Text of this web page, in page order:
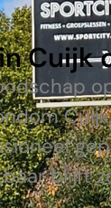
Cuijk
blijft